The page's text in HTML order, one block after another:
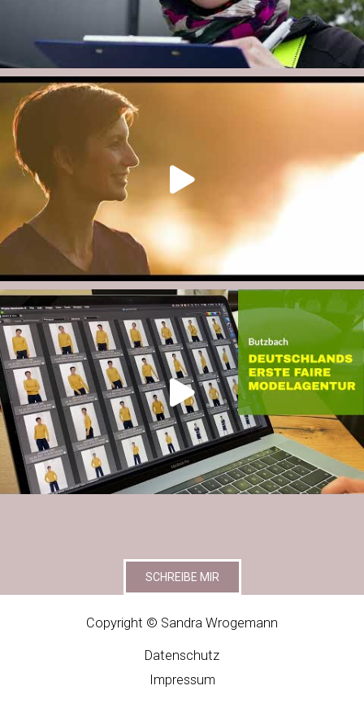
SCHREIBE MIR
Copyright © Sandra Wrogemann
Datenschutz
Impressum